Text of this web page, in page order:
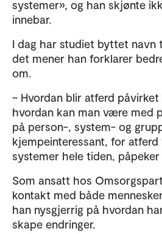
systemer», og han skjønte
innebar.
I dag har studiet byttet navn
det mener han forklarer
om.
– Hvordan blir atferd
hvordan kan man være med
på person-, system- og
kjempeinteressant, for atferd
systemer hele tiden, påpeker
Som ansatt hos
kontakt med både
han nysgjerrig på hvordan
skape endringer.